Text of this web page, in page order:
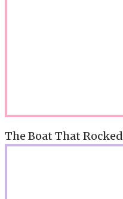
The Boat That Rocked